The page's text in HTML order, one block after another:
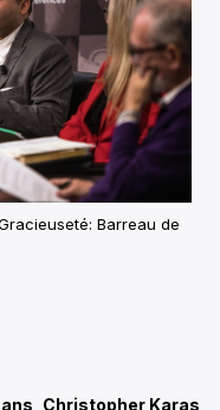
Barreau de
Christopher Karas